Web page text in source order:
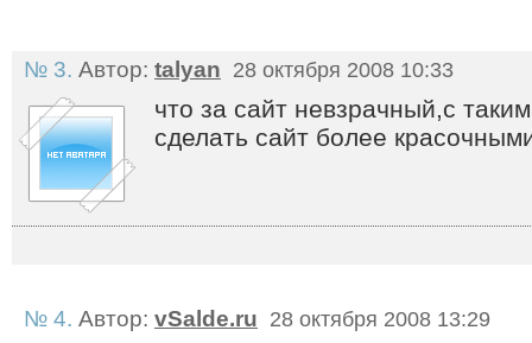
№ 3. Автор: talyan 28 октября 2008 10:33
что за сайт невзрачный,с
сделать сайт более
№ 4. Автор: vSalde.ru 28 октября 2008 13:29